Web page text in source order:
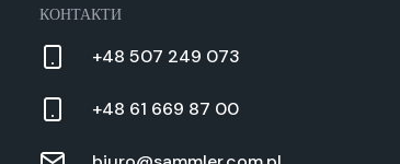
КОНТАКТИ
+48 507 249 073
+48 61 669 87 00